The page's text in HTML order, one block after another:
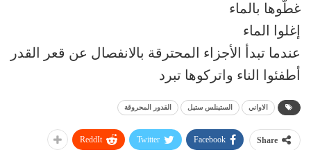
غطّوها بالماء
إغلوا الماء
عندما تبدأ الأجزاء المحترقة بالانفصال عن قعر القدر
أطفئوا الناء واتركوها تبرد
الاواني الستينلس ستيل القدور المحروقة
Share
Facebook
Twitter
ReddIt